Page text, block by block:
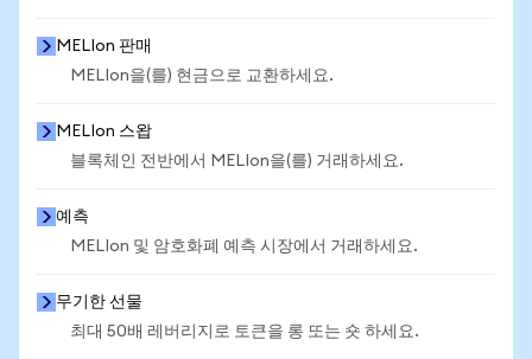
MELIon 판매
MELIon을(를) 현금으로 교환하세요.
MELIon 스왑
블록체인 전반에서 MELIon을(를) 거래하세요.
예측
MELIon 및 암호화폐 예측 시장에서 거래하세요.
무기한 선물
최대 50배 레버리지로 토큰을 롱 또는 숏 하세요.